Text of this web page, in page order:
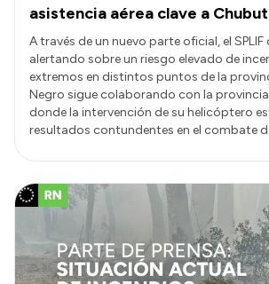
asistencia aérea clave a Chubut
A través de un nuevo parte oficial, el
alertando sobre un riesgo elevado de
extremos en distintos puntos de la
Negro sigue colaborando con la
donde la intervención de su helicóptero
resultados contundentes en el combate